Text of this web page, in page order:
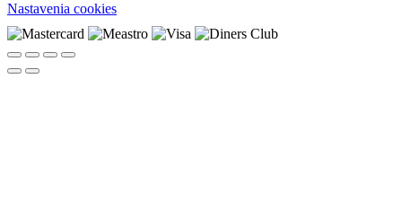
Nastavenia cookies